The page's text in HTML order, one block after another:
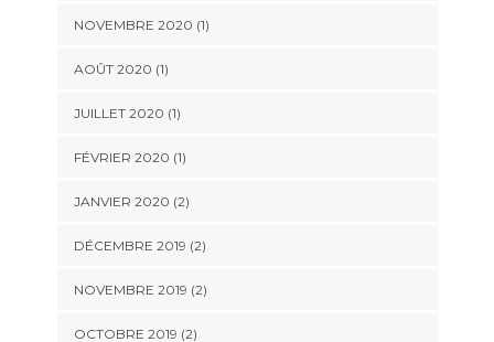
NOVEMBRE 2020 (1)
AOÛT 2020 (1)
JUILLET 2020 (1)
FÉVRIER 2020 (1)
JANVIER 2020 (2)
DÉCEMBRE 2019 (2)
NOVEMBRE 2019 (2)
OCTOBRE 2019 (2)